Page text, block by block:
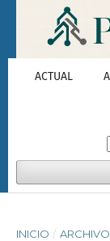
ACTUAL
INICIO /